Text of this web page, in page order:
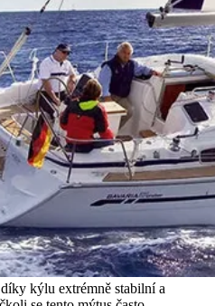
kýlu extrémně stabilní a